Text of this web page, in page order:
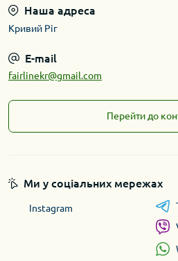
Наша адреса
Кривий Ріг
E-mail
fairlinekr@gmail.com
Перейти до
Ми у соціальних мережах
Instagram